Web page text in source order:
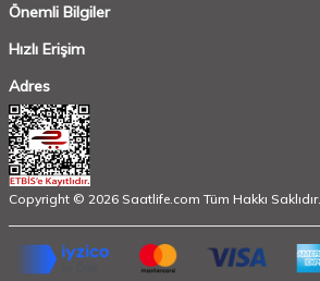
Önemli Bilgiler
Hızlı Erişim
Adres
Copyright © 2026 Saatlife.com Tüm Hakkı Saklıdır.